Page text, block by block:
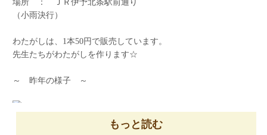
秋も深まってくる時期。積極的に戸外へ出て”友
だちと遊んで楽しかった”と思えるような経験を
たくさん味わえるようにしたいです。
場所 ： ＪＲ伊予北条駅前通り
（小雨決行）
わたがしは、1本50円で販売しています。
先生たちがわたがしを作ります☆
～ 昨年の様子 ～
もっと読む